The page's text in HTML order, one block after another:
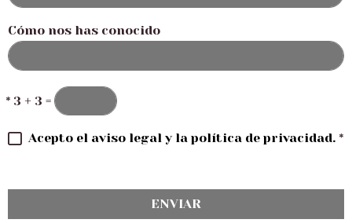
Cómo nos has conocido
* 3 + 3 =
Acepto el aviso legal y la política de privacidad. *
ENVIAR